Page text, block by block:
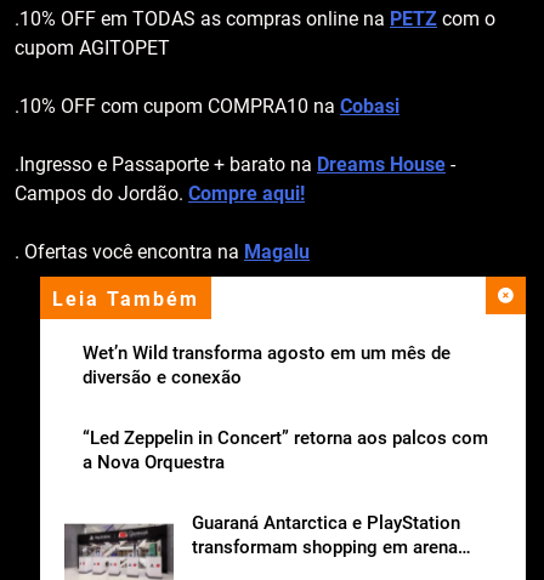
Leia Também
Wet’n Wild transforma agosto em um mês de
diversão e conexão
“Led Zeppelin in Concert” retorna aos palcos com
a Nova Orquestra
Guaraná Antarctica e PlayStation
transformam shopping em arena
.10% OFF em TODAS as compras online na PETZ com o
cupom AGITOPET
.10% OFF com cupom COMPRA10 na Cobasi
.Ingresso e Passaporte + barato na Dreams House -
Campos do Jordão. Compre aqui!
. Ofertas você encontra na Magalu
apoio institucional